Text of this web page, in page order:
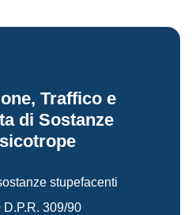
Traffico e
di Sostanze
stupefacenti
309/90